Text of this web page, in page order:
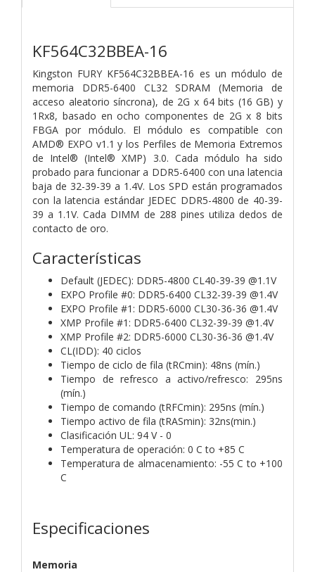
KF564C32BBEA-16
Kingston FURY KF564C32BBEA-16 es un módulo de
memoria DDR5-6400 CL32 SDRAM (Memoria de
acceso aleatorio síncrona), de 2G x 64 bits (16 GB) y
1Rx8, basado en ocho componentes de 2G x 8 bits
FBGA por módulo. El módulo es compatible con
AMD® EXPO v1.1 y los Perfiles de Memoria Extremos
de Intel® (Intel® XMP) 3.0. Cada módulo ha sido
probado para funcionar a DDR5-6400 con una latencia
baja de 32-39-39 a 1.4V. Los SPD están programados
con la latencia estándar JEDEC DDR5-4800 de 40-39-
39 a 1.1V. Cada DIMM de 288 pines utiliza dedos de
contacto de oro.
Características
Default (JEDEC): DDR5-4800 CL40-39-39 @1.1V
EXPO Profile #0: DDR5-6400 CL32-39-39 @1.4V
EXPO Profile #1: DDR5-6000 CL30-36-36 @1.4V
XMP Profile #1: DDR5-6400 CL32-39-39 @1.4V
XMP Profile #2: DDR5-6000 CL30-36-36 @1.4V
CL(IDD): 40 ciclos
Tiempo de ciclo de fila (tRCmin): 48ns (mín.)
Tiempo de refresco a activo/refresco: 295ns
(mín.)
Tiempo de comando (tRFCmin): 295ns (mín.)
Tiempo activo de fila (tRASmin): 32ns(min.)
Clasificación UL: 94 V - 0
Temperatura de operación: 0 C to +85 C
Temperatura de almacenamiento: -55 C to +100
C
Especificaciones
Memoria